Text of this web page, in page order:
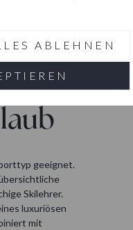
ABLEHNEN
Skiurlaub.
geeignet.
Skilehrer.
luxuriösen
mit